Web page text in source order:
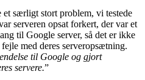
særligt stort problem, vi testede
serveren opsat forkert, der var et
til Google server, så det er ikke
med deres serveropsætning.
til Google og gjort
servere.”